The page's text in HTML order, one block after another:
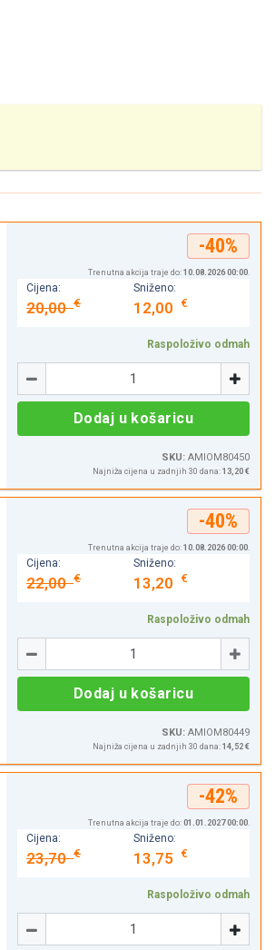
-40%
Trenutna akcija traje do: 10.08.2026 00:00.
Cijena:
20,00€
Sniženo:
12,00 €
Raspoloživo odmah
-
Količina
+
Dodaj u košaricu
SKU:AMIOM80450
Najniža cijena u zadnjih 30 dana: 13,20 €
-40%
Trenutna akcija traje do: 10.08.2026 00:00.
Cijena:
22,00€
Sniženo:
13,20 €
Raspoloživo odmah
-
Količina
+
Dodaj u košaricu
SKU:AMIOM80449
Najniža cijena u zadnjih 30 dana: 14,52 €
-42%
Trenutna akcija traje do: 01.01.2027 00:00.
Cijena:
23,70€
Sniženo:
13,75 €
Raspoloživo odmah
-
Količina
+